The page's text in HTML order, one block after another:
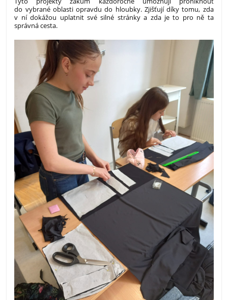
do vybrané oblasti opravdu do hloubky. Zjišťují díky tomu, zda
v ní dokážou uplatnit své silné stránky a zda je to pro ně ta
správná cesta.